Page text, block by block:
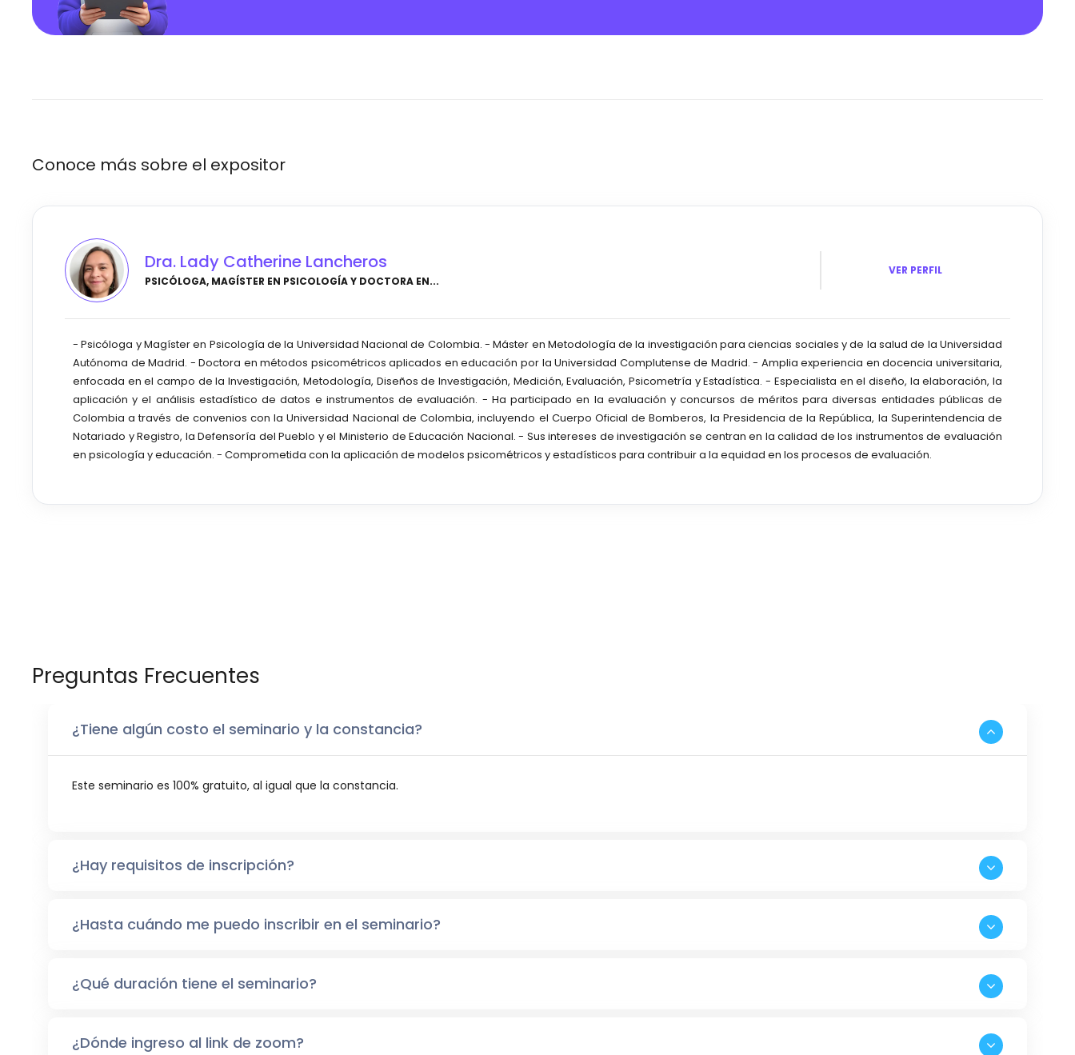
Conoce más sobre el expositor
Dra. Lady Catherine Lancheros
PSICÓLOGA, MAGÍSTER EN PSICOLOGÍA Y DOCTORA EN...
VER PERFIL
- Psicóloga y Magíster en Psicología de la Universidad Nacional de Colombia. - Máster en Metodología de la investigación para ciencias sociales y de la salud de la Universidad
Autónoma de Madrid. - Doctora en métodos psicométricos aplicados en educación por la Universidad Complutense de Madrid. - Amplia experiencia en docencia universitaria,
enfocada en el campo de la Investigación, Metodología, Diseños de Investigación, Medición, Evaluación, Psicometría y Estadística. - Especialista en el diseño, la elaboración, la
aplicación y el análisis estadístico de datos e instrumentos de evaluación. - Ha participado en la evaluación y concursos de méritos para diversas entidades públicas de
Colombia a través de convenios con la Universidad Nacional de Colombia, incluyendo el Cuerpo Oficial de Bomberos, la Presidencia de la República, la Superintendencia de
Notariado y Registro, la Defensoría del Pueblo y el Ministerio de Educación Nacional. - Sus intereses de investigación se centran en la calidad de los instrumentos de evaluación
en psicología y educación. - Comprometida con la aplicación de modelos psicométricos y estadísticos para contribuir a la equidad en los procesos de evaluación.
Preguntas Frecuentes
¿Tiene algún costo el seminario y la constancia?
Este seminario es 100% gratuito, al igual que la constancia.
¿Hay requisitos de inscripción?
¿Hasta cuándo me puedo inscribir en el seminario?
¿Qué duración tiene el seminario?
¿Dónde ingreso al link de zoom?